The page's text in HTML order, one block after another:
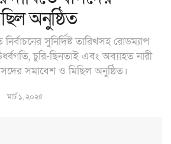
অনুষ্ঠিত
সুনির্দিষ্ট তারিখসহ রোডম্যাপ
চুরি-ছিনতাই এবং অব্যাহত নারী
সমাবেশ ও মিছিল অনুষ্ঠিত।
মার্চ ১, ২০২৫